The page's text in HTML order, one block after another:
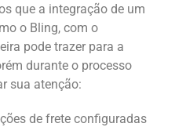
que a integração de um
o Bling, com o
pode trazer para a
durante o processo
sua atenção:
de frete configuradas